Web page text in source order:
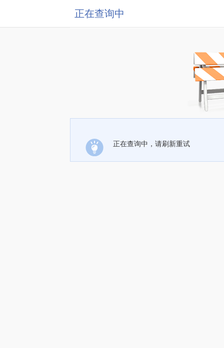
正在查询中
正在查询中，请刷新重试